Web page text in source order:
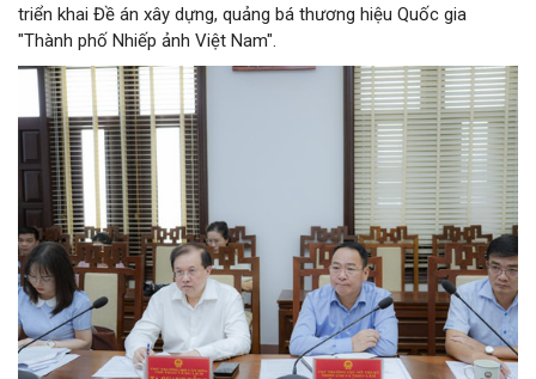
triển khai Đề án xây dựng, quảng bá thương hiệu Quốc gia
"Thành phố Nhiếp ảnh Việt Nam".